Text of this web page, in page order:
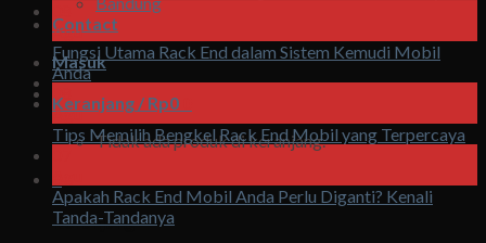
Contact
Masuk
Keranjang / Rp0
Tidak ada produk di keranjang.
Keranjang
Agu
Fungsi Utama Rack End dalam Sistem Kemudi Mobil
Anda
08
Agu
Tips Memilih Bengkel Rack End Mobil yang Terpercaya
Apakah Rack End Mobil Anda Perlu Diganti? Kenali
Tanda-Tandanya